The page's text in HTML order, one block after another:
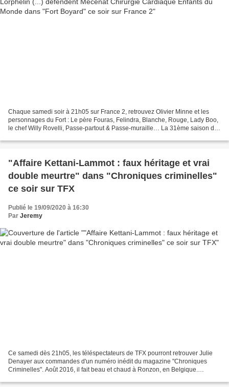
Chaque samedi soir à 21h05 sur France 2, retrouvez Olivier Minne et les
personnages du Fort : Le père Fouras, Felindra, Blanche, Rouge, Lady Boo,
le chef Willy Rovelli, Passe-partout & Passe-muraille… La 31ème saison de
"Affaire Kettani-Lammot : faux héritage et vrai
double meurtre" dans "Chroniques criminelles"
ce soir sur TFX
Publié le 19/09/2020 à 16:30
Par Jeremy
Ce samedi dès 21h05, les téléspectateurs de TFX pourront retrouver Julie
Denayer aux commandes d'un numéro inédit du magazine "Chroniques
Criminelles". Août 2016, il fait beau et chaud à Ronzon, en Belgique.